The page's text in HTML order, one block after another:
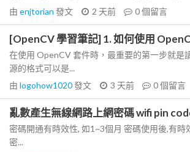
由 enjtorian 發文 2 天前 0個留言
[OpenCV 學習筆記] 1. 如何使用
在使用 OpenCV 套件時，最重要的第一步就是
源的格式可以是...
由 logohow1020發文 3 天前 0個留言
亂數產生無線網路上網密碼 wifi pin
密碼開通有時效性, 如1~3個月 密碼使用後,有時
密...